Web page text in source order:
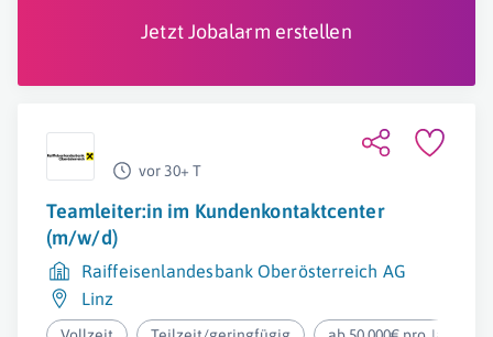
Jetzt Jobalarm erstellen
vor 30+ T
Teamleiter:in im Kundenkontaktcenter
(m/w/d)
Raiffeisenlandesbank Oberösterreich AG
Linz